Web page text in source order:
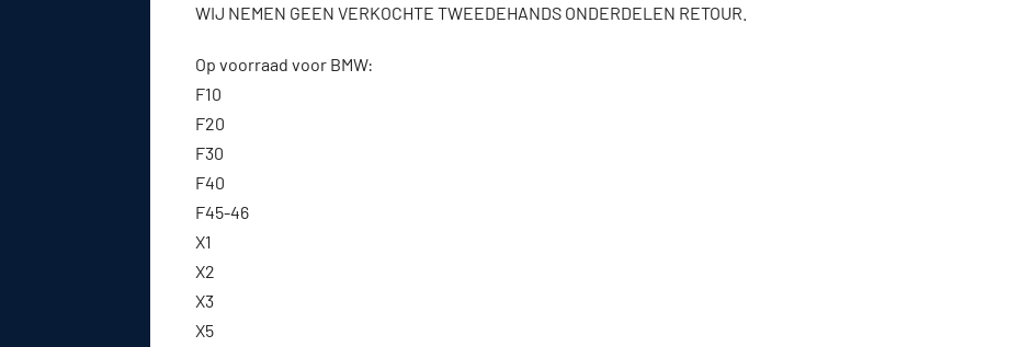
WIJ NEMEN GEEN VERKOCHTE TWEEDEHANDS ONDERDELEN RETOUR.
Op voorraad voor BMW:
F10
F20
F30
F40
F45-46
X1
X2
X3
X5